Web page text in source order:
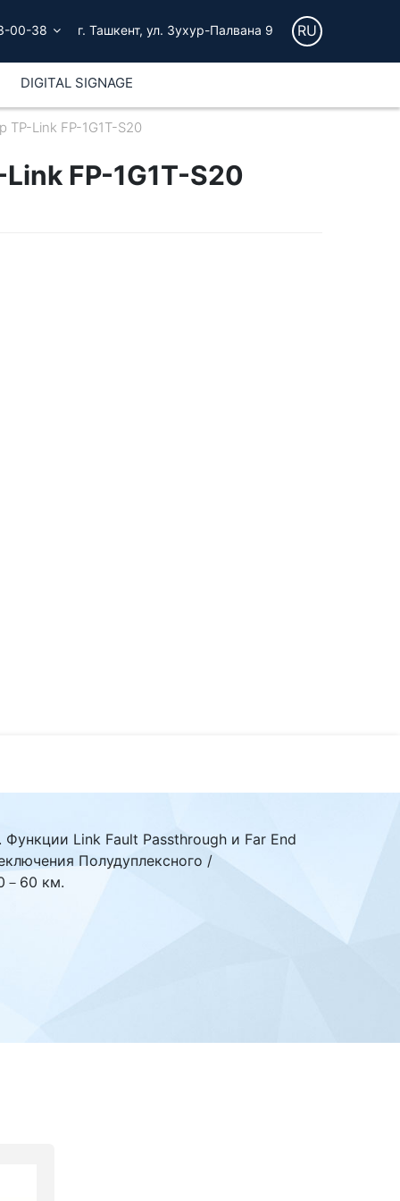
00-38 г. Ташкент, ул. Зухур-Палвана 9 RU
DIGITAL SIGNAGE
TP-Link FP-1G1T-S20
FP-1G1T-S20
Функции Link Fault Passthrough и Far End
Полудуплексного /
－60 км.